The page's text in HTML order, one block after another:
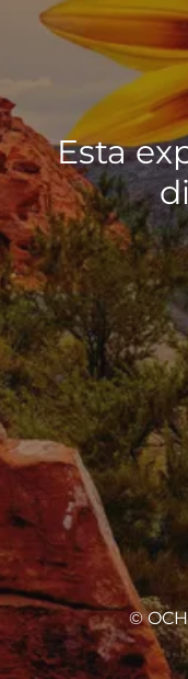
Esta
©